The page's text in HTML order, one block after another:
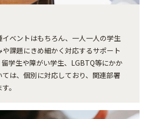
ベントはもちろん、一人一人の学生
課題にきめ細かく対応するサポート
学生や障がい学生、LGBTQ等にかか
は、個別に対応しており、関連部署
。